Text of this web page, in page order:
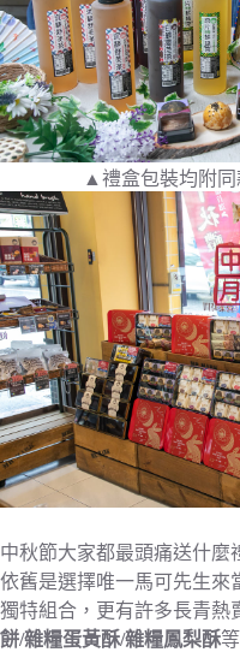
▲禮盒包裝均附
中秋節大家都最頭痛送什麼
依舊是選擇唯一馬可先生來
獨特組合，更有許多長青熱
餅/雜糧蛋黃酥/雜糧鳳梨酥